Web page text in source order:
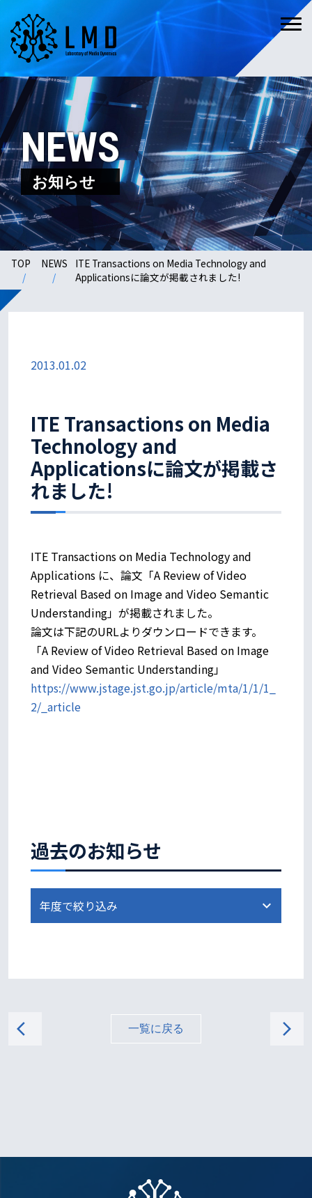
NEWS
お知らせ
TOP NEWS
ITE Transactions on Media Technology and
Applicationsに論文が掲載されました!
過去のお知らせ
2013.01.02
ITE Transactions on Media
Technology and
Applicationsに論文が掲載さ
れました!
ITE Transactions on Media Technology and
Applications に、論文「A Review of Video
Retrieval Based on Image and Video Semantic
Understanding」が掲載されました。
論文は下記のURLよりダウンロードできます。
「A Review of Video Retrieval Based on Image
and Video Semantic Understanding」
https://www.jstage.jst.go.jp/article/mta/1/1/1_
2/_article
arrow_back_ios 一覧に戻る arrow_forward_ios